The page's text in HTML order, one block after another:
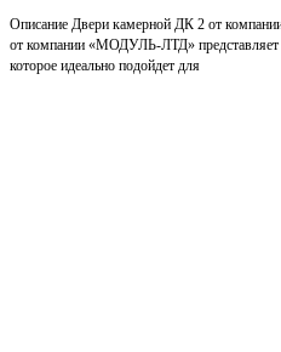
Описание Двери камерной ДК 2 от
от компании «МОДУЛЬ-ЛТД» представляет
которое идеально подойдет для